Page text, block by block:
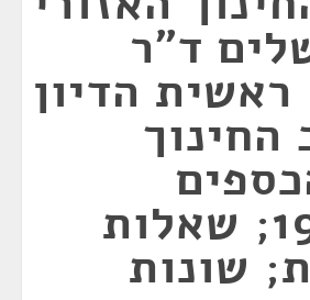
ד"ר
ראשית הדיון
החינוך
1960/61; שאלות
שונות